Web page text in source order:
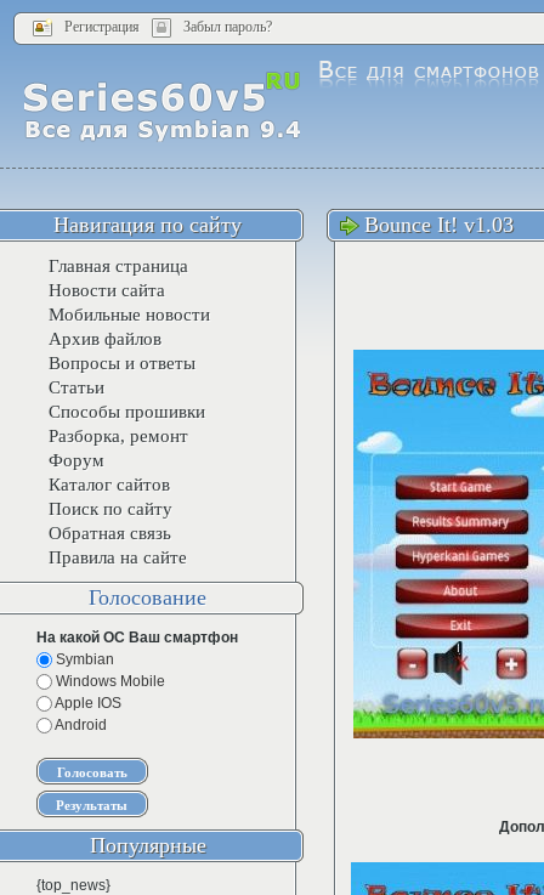
Регистрация Забыл пароль?
Bounce It! v1.03
Навигация по сайту
Главная страница
Новости сайта
Мобильные новости
Архив файлов
Вопросы и ответы
Статьи
Способы прошивки
Разборка, ремонт
Форум
Каталог сайтов
Поиск по сайту
Обратная связь
Правила на сайте
Голосование
На какой ОС Ваш смартфон
Symbian
Windows Mobile
Apple IOS
Android
Популярные
{top_news}